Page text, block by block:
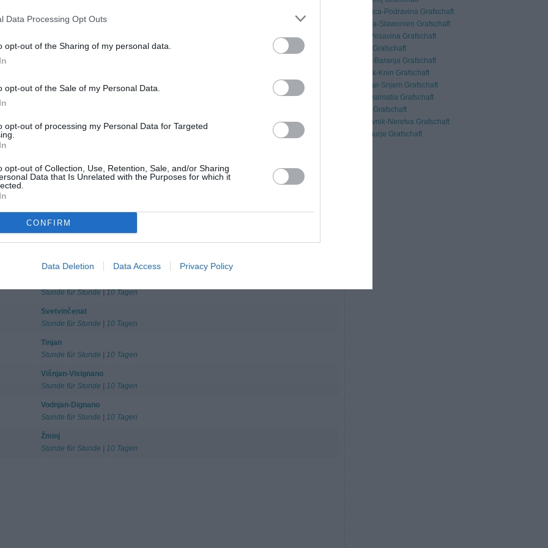
Data Processing Opt Outs
opt-out of the Sharing of my personal data.
opt-out of the Sale of my Personal Data.
opt-out of processing my Personal Data for Targeted
opt-out of Collection, Use, Retention, Sale, and/or Sharing
Data that Is Unrelated with the Purposes for which it
CONFIRM
Data Deletion Data Access Privacy Policy
Stunde für Stunde |10 Tagen
Medulin
Novigrad-Cittanova
Stunde für Stunde| 10 Tagen
Raša
10 Tagen
Stunde für Stunde
| 10 Tagen
Stunde für Stunde
10 Tagen
Svetvinčenat
Stunde für Stunde
10 Tagen
Tinjan
Stunde für Stunde
10 Tagen
Višnjan-Visignano
Stunde für Stunde
10 Tagen
Vodnjan-Dignano
Stunde für Stunde
10 Tagen
Žminj
Stunde für Stunde
10 Tagen
Virovitica-Podravina Grafschaft
Požega-Slawonien Grafschaft
Brod-Posavina Grafschaft
Zadar Grafschaft
Osijek-Baranja Grafschaft
Šibenik-Knin Grafschaft
Vukovar-Srijem Grafschaft
Split-Dalmatia Grafschaft
Istrien Grafschaft
Dubrovnik-Neretva Grafschaft
Medimurje Grafschaft